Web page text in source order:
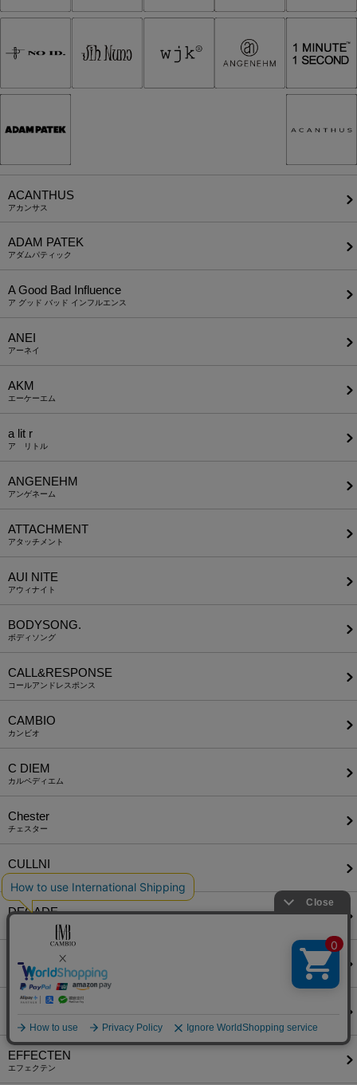
ACANTHUS
アカンサス
ADAM PATEK
アダムパティック
A Good Bad Influence
ア グッド バッド インフルエンス
ANEI
アーネイ
AKM
エーケーエム
a lit r
ア リトル
ANGENEHM
アンゲネーム
ATTACHMENT
アタッチメント
AUI NITE
アウィナイト
BODYSONG.
ボディソング
CALL&RESPONSE
コールアンドレスポンス
CAMBIO
カンビオ
C DIEM
カルペディエム
Chester
チェスター
CULLNI
クルニ
DECADE
DELAY
ディレイ
DISCOVERED
EFFECTEN
エフェクテン